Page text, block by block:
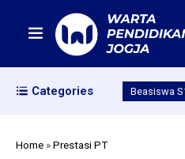
Categories Beasiswa
Home »Prestasi PT